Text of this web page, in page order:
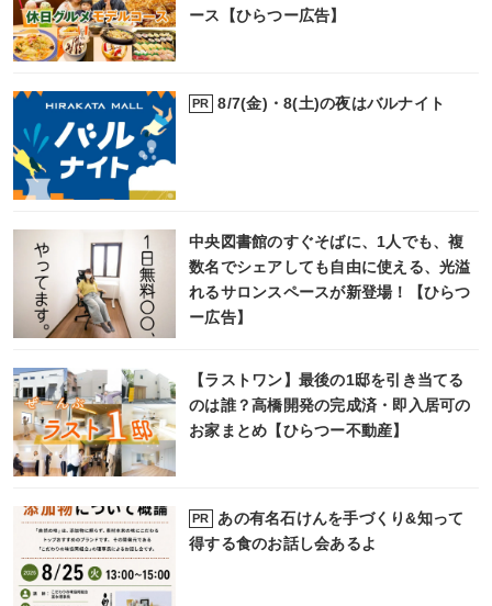
ース【ひらつー広告】
PR 8/7(金)・8(土)の夜はバルナイト
中央図書館のすぐそばに、1人でも、複
数名でシェアしても自由に使える、光溢
れるサロンスペースが新登場！【ひらつ
ー広告】
【ラストワン】最後の1邸を引き当てる
のは誰？高橋開発の完成済・即入居可の
お家まとめ【ひらつー不動産】
PR
あの有名石けんを手づくり&知って
得する食のお話し会あるよ